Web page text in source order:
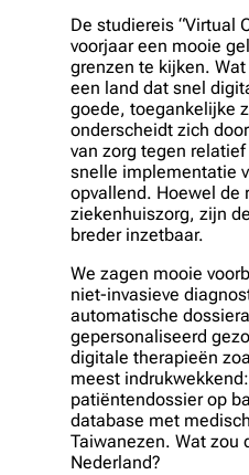
De studiereis “Virtual
voorjaar een mooie
grenzen te kijken.
een land dat snel
goede, toegankelijke
onderscheidt zich
van zorg tegen
snelle implementatie
opvallend. Hoewel de
ziekenhuiszorg, zijn
breder inzetbaar.
We zagen mooie
niet-invasieve
automatische
gepersonaliseerd
digitale therapieën
meest
patiëntendossier op
database met
Taiwanezen. Wat zou
Nederland?